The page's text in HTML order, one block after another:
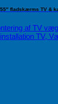
fladskærms TV &
af TV
TV,